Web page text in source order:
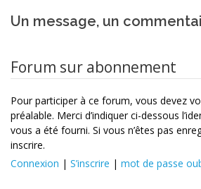
Un message, un
Forum sur abonnement
Pour participer à ce forum, vous devez
préalable. Merci d’indiquer ci-dessous
vous a été fourni. Si vous n’êtes pas
inscrire.
Connexion | S’inscrire | mot de passe